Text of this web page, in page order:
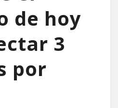
de hoy
3
por